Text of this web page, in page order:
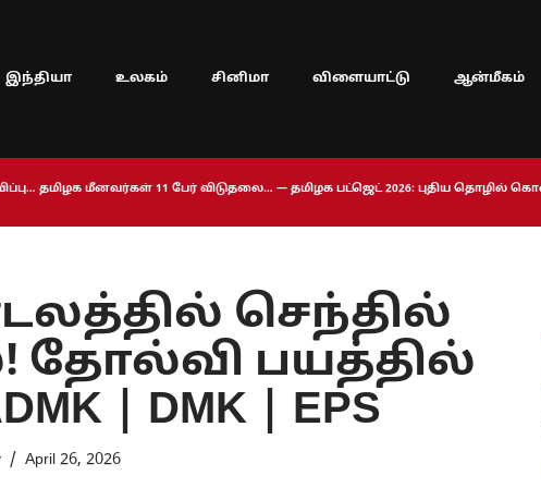
இந்தியா உலகம் சினிமா விளையாட்டு ஆன்மீகம்
தமிழக மீனவர்கள் 11 பேர் விடுதலை… — தமிழக பட்ஜெட் 2026: புதிய தொழில்
செந்தில்
தோல்வி பயத்தில்
| DMK | EPS
April 26, 2026